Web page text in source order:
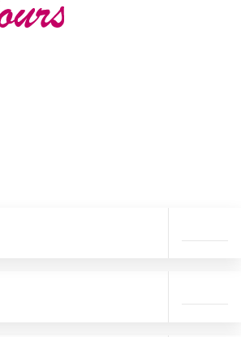
minute